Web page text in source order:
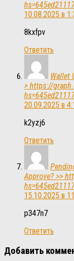
10.08.2025 в
8kxfpv
Ответить
Wallet
> https://
20.09.2025 в
k2yzj6
Ответить
Approve? >>
15.10.2025 в
p347n7
Ответить
Добавить